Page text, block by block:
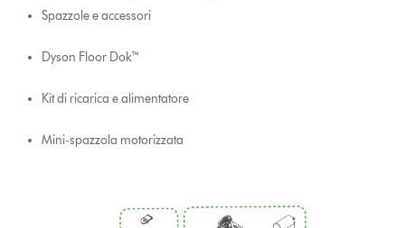
Spazzole e accessori
Dyson Floor Dok™
Kit di ricarica e alimentatore
Mini-spazzola motorizzata